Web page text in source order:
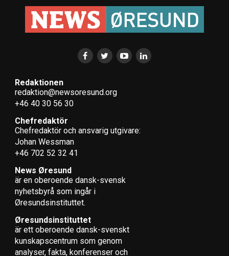
Venstreregeringen pressade minister om
lantbrukspaketet
Redaktionen
redaktion@newsoresund.org
+46 40 30 56 30
Chefredaktör
Chefredaktör och ansvarig utgivare:
Johan Wessman
+46 702 52 32 41
News Øresund
är en oberoende dansk-svensk
nyhets­byrå som ingår i
Øresundsinstituttet.
Øresundsinstituttet
är ett oberoende dansk-svenskt
kunskapscentrum som genom
analyser, fakta, konferenser och